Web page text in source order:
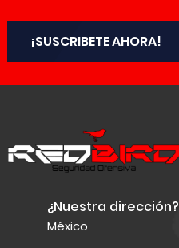
¡SUSCRIBETE AHORA!
¿Nuestra dirección?
México